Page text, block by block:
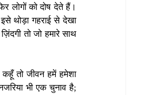
लोगों को दोष देते हैं।
थोड़ा गहराई से देखा
तो जो हमारे साथ
कहूँ तो जीवन हमें हमेशा
भी एक चुनाव है;